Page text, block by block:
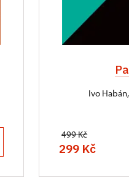
Ivo
499 Kč
299 Kč